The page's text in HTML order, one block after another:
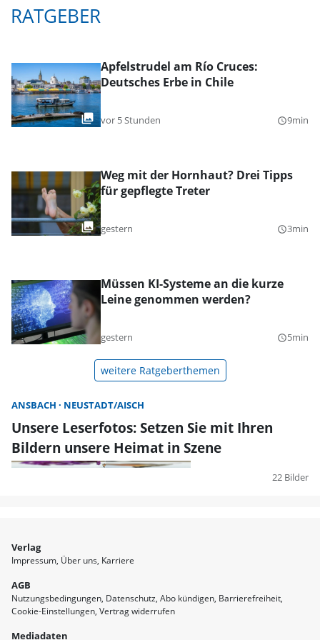
RATGEBER
Apfelstrudel am Río Cruces:
Deutsches Erbe in Chile
vor 5 Stunden query_builder9min
Weg mit der Hornhaut? Drei Tipps
für gepflegte Treter
gestern query_builder3min
Müssen KI-Systeme an die kurze
Leine genommen werden?
gestern query_builder5min
weitere Ratgeberthemen
ANSBACH NEUSTADT/AISCH
Unsere Leserfotos: Setzen Sie mit Ihren
Bildern unsere Heimat in Szene
22 Bilder
Verlag
Impressum Über uns Karriere
AGB
Nutzungsbedingungen Datenschutz Abo kündigen Barrierefreiheit
Cookie-Einstellungen Vertrag widerrufen
Mediadaten